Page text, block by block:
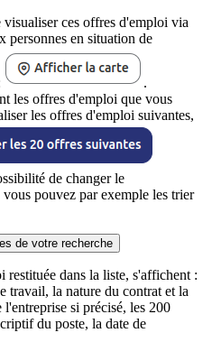
ces offres d'emploi via
personnes en situation de
.
les offres d'emploi que vous
les offres d'emploi suivantes,
de changer le
pouvez par exemple les trier
de votre recherche
restituée dans la liste, s'affichent :
travail, la nature du contrat et la
si précisé, les 200
du poste, la date de